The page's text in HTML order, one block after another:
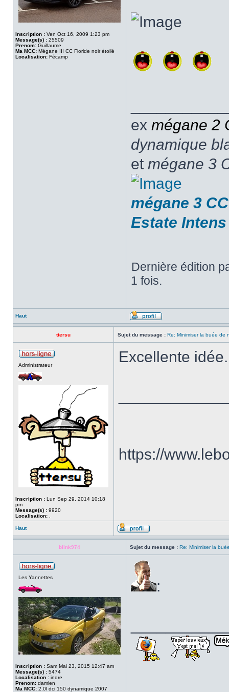
Inscription : Ven Oct 16, 2009 1:23 pm
Message(s) : 25509
Prenom: Guillaume
Ma MCC: Mégane III CC Floride noir étoilé
Localisation: Fécamp
ex mégane 2
dynamique
et mégane 3
mégane 3
Estate
Dernière édition
1 fois.
Haut
ttersu Sujet du message : Re: Minimiser la buée de
Administrateur
Inscription : Lun Sep 29, 2014 10:18
pm
Message(s) : 9920
Localisation:
Excellente idée.
https://
Haut
blink974 Sujet du message : Re: Minimiser la
Les Yannettes
Inscription : Sam Mai 23, 2015 12:47 am
Message(s) : 5474
Localisation : indre
Prenom: damien
Ma MCC: 2.0l dci 150 dynamique 2007
: